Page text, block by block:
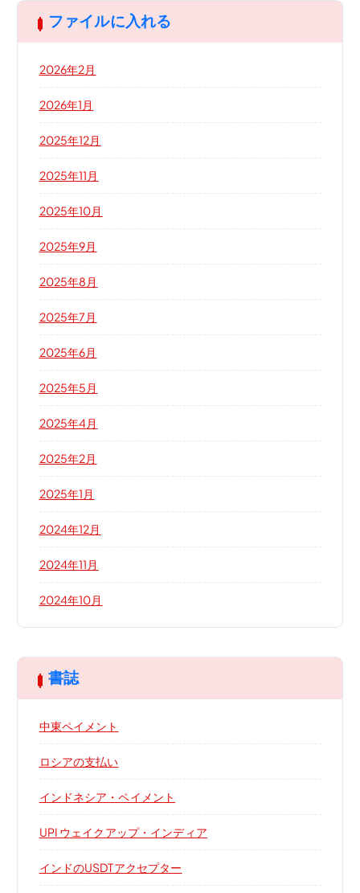
ファイルに入れる
2026年2月
2026年1月
2025年12月
2025年11月
2025年10月
2025年9月
2025年8月
2025年7月
2025年6月
2025年5月
2025年4月
2025年2月
2025年1月
2024年12月
2024年11月
2024年10月
書誌
中東ペイメント
ロシアの支払い
インドネシア・ペイメント
UPI ウェイクアップ・インディア
インドのUSDTアクセプター